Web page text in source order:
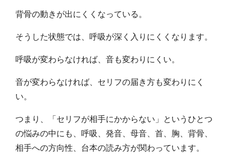
背骨の動きが出にくくなっている。
そうした状態では、呼吸が深く入りにくくなります。
呼吸が変わらなければ、音も変わりにくい。
音が変わらなければ、セリフの届き方も変わりにく
い。
つまり、「セリフが相手にかからない」というひとつ
の悩みの中にも、呼吸、発音、母音、首、胸、背骨、
相手への方向性、台本の読み方が関わっています。